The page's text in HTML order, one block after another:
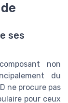
ses
non
du
ne procure pas
pour ceux